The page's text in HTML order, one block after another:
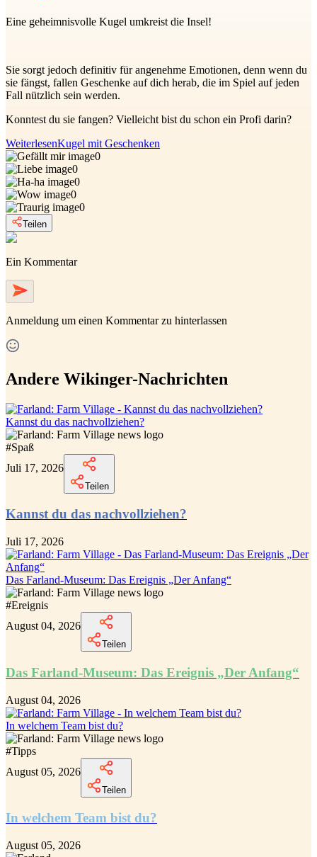
Eine geheimnisvolle Kugel umkreist die Insel!
Sie sorgt jedoch definitiv für angenehme Emotionen, denn wenn du
sie fängst, fallen Geschenke auf dich herab, die im Spiel auf jeden
Fall nützlich sein werden.
Konntest du sie fangen? Vielleicht bist du schon ein Profi darin?
WeiterlesenKugel mit Geschenken
0
0
0
0
0
Teilen
Ein Kommentar
Anmeldung um einen Kommentar zu hinterlassen
Andere Wikinger-Nachrichten
Kannst du das nachvollziehen?
#Spaß
Juli 17, 2026
Teilen
Kannst du das nachvollziehen?
Juli 17, 2026
Das Farland-Museum: Das Ereignis „Der Anfang“
#Ereignis
August 04, 2026
Teilen
Das Farland-Museum: Das Ereignis „Der Anfang“
August 04, 2026
In welchem Team bist du?
#Tipps
August 05, 2026
Teilen
In welchem Team bist du?
August 05, 2026